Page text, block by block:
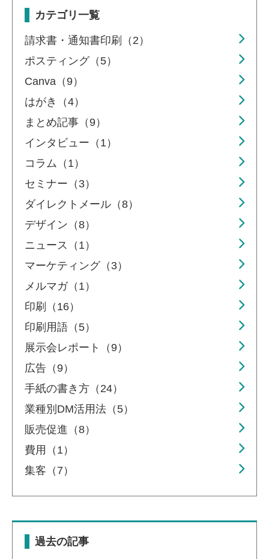
カテゴリ一覧
請求書・通知書印刷（2）
ポスティング（5）
Canva（9）
はがき（4）
まとめ記事（9）
インタビュー（1）
コラム（1）
セミナー（3）
ダイレクトメール（8）
デザイン（8）
ニュース（1）
マーケティング（3）
メルマガ（1）
印刷（16）
印刷用語（5）
展示会レポート（9）
広告（9）
手紙の書き方（24）
業種別DM活用法（5）
販売促進（8）
費用（1）
集客（7）
過去の記事